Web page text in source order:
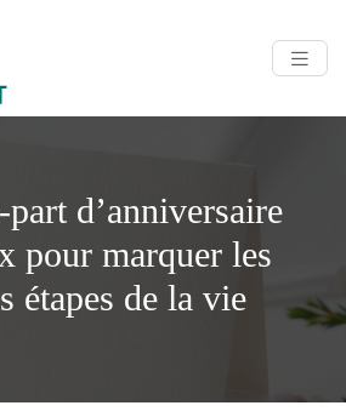
d’anniversaire
pour marquer les
étapes de la vie